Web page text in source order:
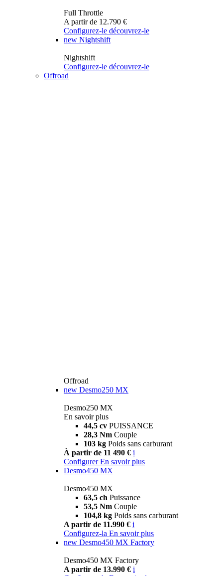
Full Throttle
A partir de 12.790 €
Configurez-le découvrez-le
new Nightshift
Nightshift
Configurez-le découvrez-le
Offroad
Offroad
new Desmo250 MX
Desmo250 MX
En savoir plus
44,5 cv PUISSANCE
28,3 Nm Couple
103 kg Poids sans carburant
À partir de 11 490 € i
Configurer En savoir plus
Desmo450 MX
Desmo450 MX
63,5 ch Puissance
53,5 Nm Couple
104,8 kg Poids sans carburant
A partir de 11.990 € i
Configurez-la En savoir plus
new Desmo450 MX Factory
Desmo450 MX Factory
A partir de 13.990 € i